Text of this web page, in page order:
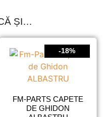
ȘI…
-18%
FM-PARTS CAPETE
DE GHIDON